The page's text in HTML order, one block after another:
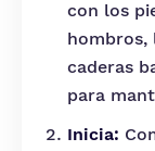
con los
hombros,
caderas
para
Inicia: